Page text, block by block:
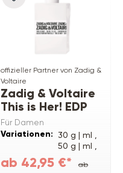
offizieller Partner von Zadig &
Voltaire
Zadig & Voltaire
This is Her! EDP
Für Damen
Variationen:
30 g | ml ,
50 g | ml ,
100 g | ml
ab 42,95 €*
ab